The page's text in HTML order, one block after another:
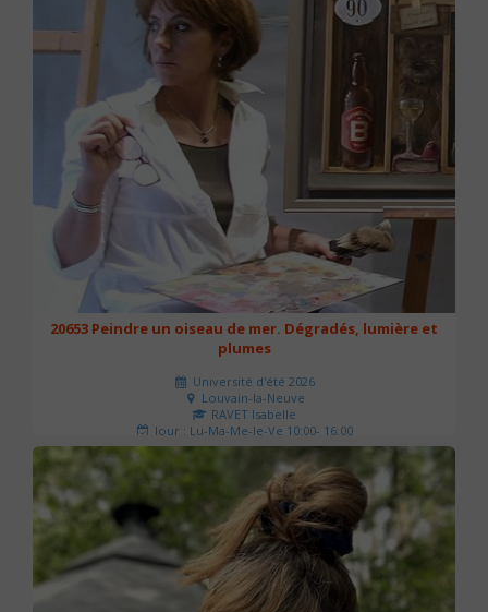
20653 Peindre un oiseau de mer. Dégradés, lumière et
plumes
Université d'été 2026
Louvain-la-Neuve
RAVET Isabelle
Jour : Lu-Ma-Me-Je-Ve 10:00- 16:00
Nombre de séances : 2